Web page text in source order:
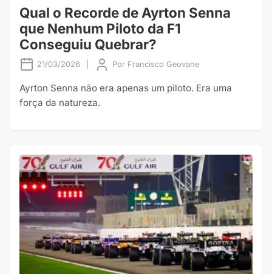
Qual o Recorde de Ayrton Senna
que Nenhum Piloto da F1
Conseguiu Quebrar?
21/03/2026 Por Francisco Geovane
Ayrton Senna não era apenas um piloto. Era uma
força da natureza.